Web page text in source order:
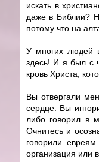
искать в
даже в Библии?
потому что на
У многих людей
здесь! И я был с
кровь Христа,
Вы отвергали
сердце. Вы
либо говорил в
Очнитесь и
говорили
организация или